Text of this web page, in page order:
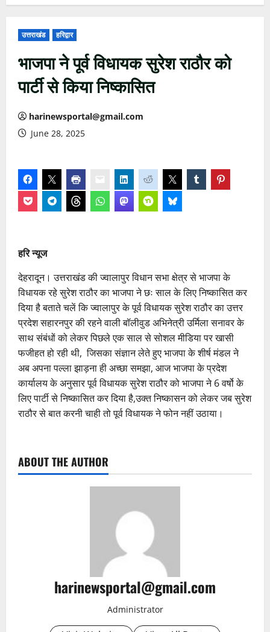
उत्तराखंड हरिद्वार
भाजपा ने पूर्व विधायक सुरेश राठौर को
पार्टी से किया निष्कासित
harinewsportal@gmail.com
June 28, 2025
हरि न्यूज
देहरादून। उत्तराखंड की ज्वालापुर विधान सभा क्षेत्र से भाजपा के
विधायक रहे सुरेश राठौर का भाजपा ने छः साल के लिए निष्कासित कर
दिया है बताते चलें कि ज्वालापुर के पूर्व विधायक सुरेश राठौर का उत्तर
प्रदेश सहारनपुर की रहने वाली बॉलीवुड अभिनेत्री उर्मिला सनावर के
साथ संबंधों को लेकर पिछले एक साल से सोशल मीडिया पर खासी
फजीहत हो रही थी, जिसका संज्ञान लेते हुए भाजपा के शीर्ष मंडल ने
अब अपना पल्ला झाड़ना ही अच्छा समझा, आज भाजपा के प्रदेश
कार्यालय के अनुसार पूर्व विधायक सुरेश राठौर को भाजपा ने 6 वर्षो के
लिए पार्टी से निष्कासित कर दिया है,उक्त निष्कासन को लेकर जब सुरेश
राठौर से बात करनी चाही तो पूर्व विधायक ने फोन नहीं उठाया।
ABOUT THE AUTHOR
harinewsportal@gmail.com
Administrator